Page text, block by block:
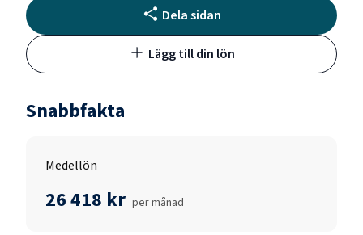
Dela sidan
Lägg till din lön
Snabbfakta
Medellön
26 418 kr per månad